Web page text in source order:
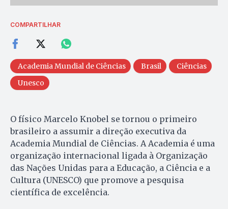
COMPARTILHAR
Academia Mundial de Ciências Brasil
Ciências
Unesco
O físico Marcelo Knobel se tornou o primeiro
brasileiro a assumir a direção executiva da
Academia Mundial de Ciências. A Academia é uma
organização internacional ligada à Organização
das Nações Unidas para a Educação, a Ciência e a
Cultura (UNESCO) que promove a pesquisa
científica de excelência.